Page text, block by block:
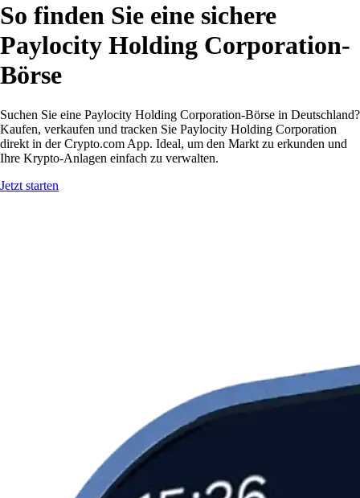
So finden Sie eine sichere
Paylocity Holding Corporation-
Börse
Suchen Sie eine Paylocity Holding Corporation-Börse in Deutschland?
Kaufen, verkaufen und tracken Sie Paylocity Holding Corporation
direkt in der Crypto.com App. Ideal, um den Markt zu erkunden und
Ihre Krypto-Anlagen einfach zu verwalten.
Jetzt starten